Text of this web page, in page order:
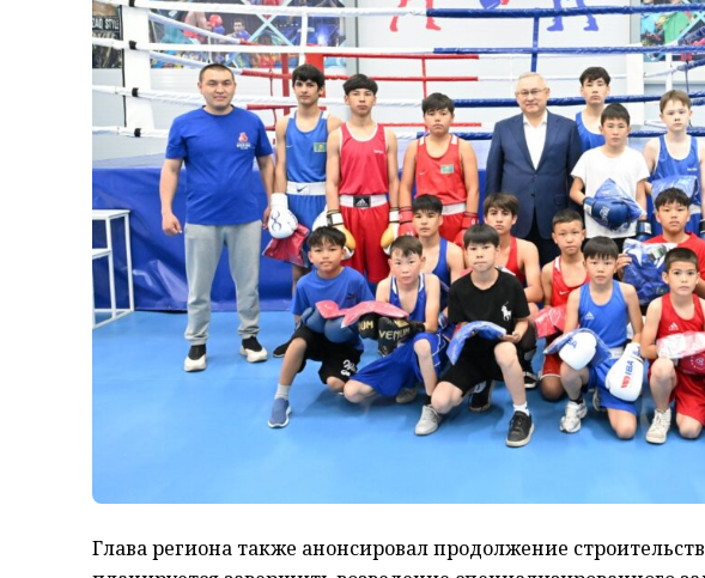
Глава региона также анонсировал продолжение